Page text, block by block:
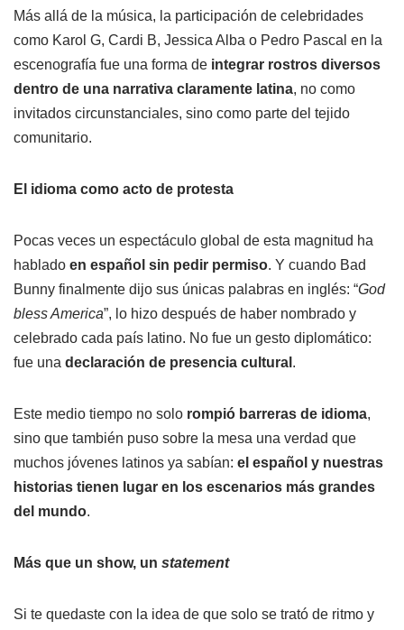
Más allá de la música, la participación de celebridades
como Karol G, Cardi B, Jessica Alba o Pedro Pascal en la
escenografía fue una forma de integrar rostros diversos
dentro de una narrativa claramente latina, no como
invitados circunstanciales, sino como parte del tejido
comunitario.
El idioma como acto de protesta
Pocas veces un espectáculo global de esta magnitud ha
hablado en español sin pedir permiso. Y cuando Bad
Bunny finalmente dijo sus únicas palabras en inglés: “God
bless America”, lo hizo después de haber nombrado y
celebrado cada país latino. No fue un gesto diplomático:
fue una declaración de presencia cultural .
Este medio tiempo no solo rompió barreras de idioma,
sino que también puso sobre la mesa una verdad que
muchos jóvenes latinos ya sabían: el español y nuestras
historias tienen lugar en los escenarios más grandes
del mundo.
Más que un show, un statement
Si te quedaste con la idea de que solo se trató de ritmo y